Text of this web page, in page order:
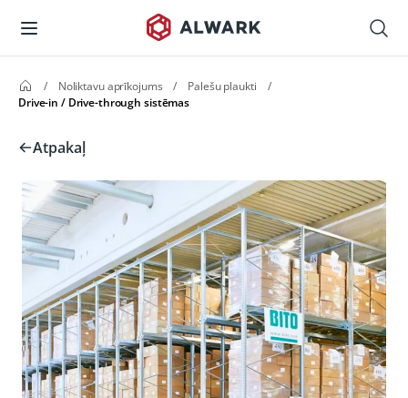
/ Noliktavu aprīkojums / Palešu plaukti
/
Drive-in / Drive-through sistēmas
Atpakaļ